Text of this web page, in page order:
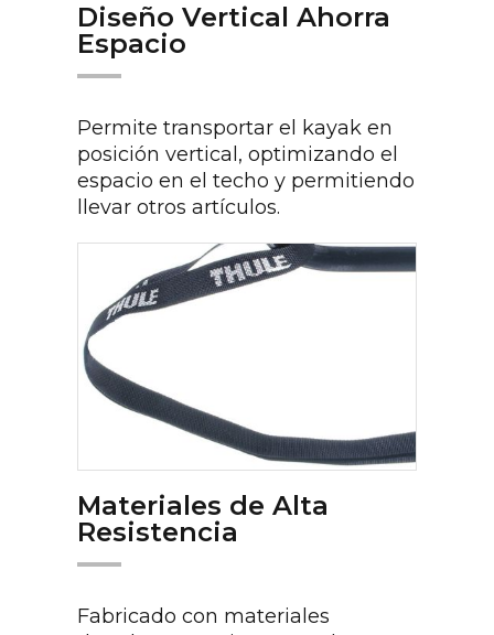
Diseño Vertical Ahorra
Espacio
Permite transportar el kayak en
posición vertical, optimizando el
espacio en el techo y permitiendo
llevar otros artículos.
Materiales de Alta
Resistencia
Fabricado con materiales